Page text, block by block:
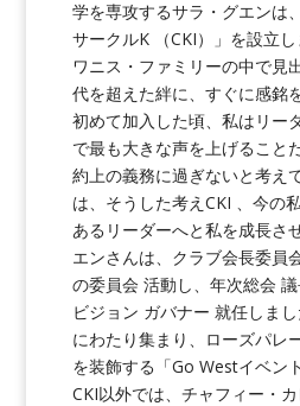
学を専攻するサラ・グエンは
サークルK （CKI）」を設立
ワニス・ファミリーの中で見
代を超えた絆に、すぐに感銘
初めて加入した頃、私はリー
で最も大きな声を上げること
約上の義務に過ぎないと考え
は、そうした考えCKI 、今の
あるリーダーへと私を成長さ
エンさんは、クラブ会長委員
の委員会 活動し、年次総会
ビジョン ガバナー 就任しま
にわたり集まり、ローズパレ
を装飾する「Go Westイベン
CKI以外では、チャフィー・